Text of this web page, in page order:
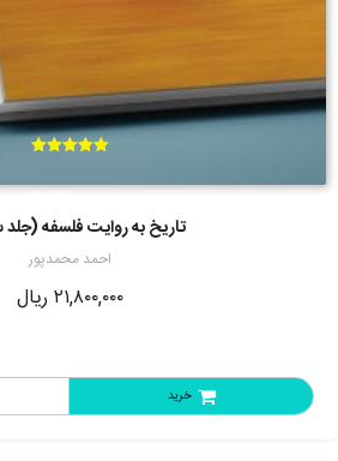
تاریخ به روایت فلسفه
احمد محمدپور
از 5
۲۱,۸۰۰,۰۰۰ ریال
خرید